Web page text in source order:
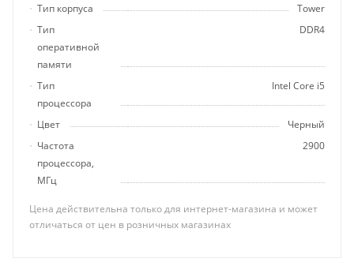
Тип корпуса
Tower
Тип
оперативной
памяти
DDR4
Тип
процессора
Intel Core i5
Цвет
Черный
Частота
процессора,
МГц
2900
Цена действительна только для интернет-магазина и может
отличаться от цен в розничных магазинах